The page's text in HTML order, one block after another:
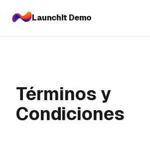
LaunchIt Demo
Términos y
Condiciones